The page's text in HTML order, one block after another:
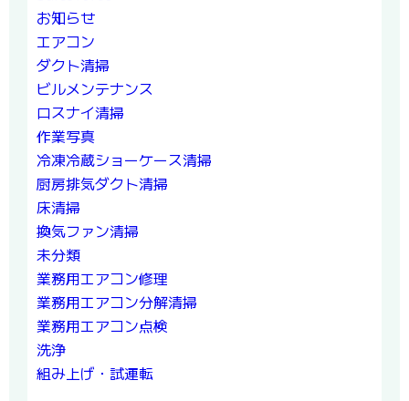
お知らせ
エアコン
ダクト清掃
ビルメンテナンス
ロスナイ清掃
作業写真
冷凍冷蔵ショーケース清掃
厨房排気ダクト清掃
床清掃
換気ファン清掃
未分類
業務用エアコン修理
業務用エアコン分解清掃
業務用エアコン点検
洗浄
組み上げ・試運転